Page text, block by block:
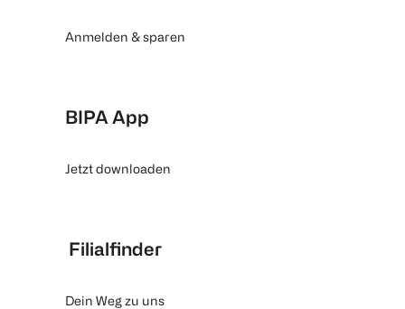
Anmelden & sparen
BIPA App
Jetzt downloaden
Filialfinder
Dein Weg zu uns